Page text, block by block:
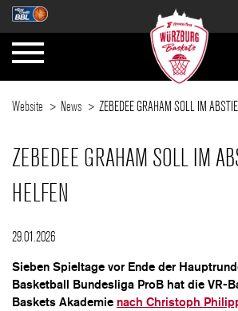
Website News ZEBEDEE GRAHAM SOLL IM
ZEBEDEE GRAHAM SOLL IM
HELFEN
29.01.2026
Sieben Spieltage vor Ende der
Basketball Bundesliga ProB hat die VR-
Baskets Akademie nach Christoph